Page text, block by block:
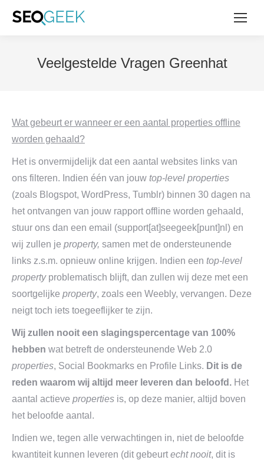
Veelgestelde Vragen Greenhat
Wat gebeurt er wanneer er een aantal properties offline
worden gehaald?
Het is onvermijdelijk dat een aantal websites links van
ons filteren. Indien één van jouw top-level properties
(zoals Blogspot, WordPress, Tumblr) binnen 30 dagen na
het ontvangen van jouw rapport offline worden gehaald,
stuur ons dan een email (support[at]seegeek[punt]nl) en
wij zullen je property, samen met de ondersteunende
links z.s.m. opnieuw online krijgen. Indien een top-level
propertyproblematisch blijft, dan zullen wij deze met een
soortgelijke property, zoals een Weebly, vervangen. Deze
neigt toch iets toegeeflijker te zijn.
Wij zullen nooit een slagingspercentage van 100%
hebben wat betreft de ondersteunende Web 2.0
properties, Social Bookmarks en Profile Links. Dit is de
reden waarom wij altijd meer leveren dan beloofd. Het
aantal actieve properties is, op deze manier, altijd boven
het beloofde aantal.
Indien we, tegen alle verwachtingen in, niet de beloofde
kwantiteit kunnen leveren (dit gebeurt echt nooit, dit is